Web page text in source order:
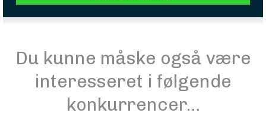
Du kunne måske også være
interesseret i følgende
konkurrencer…